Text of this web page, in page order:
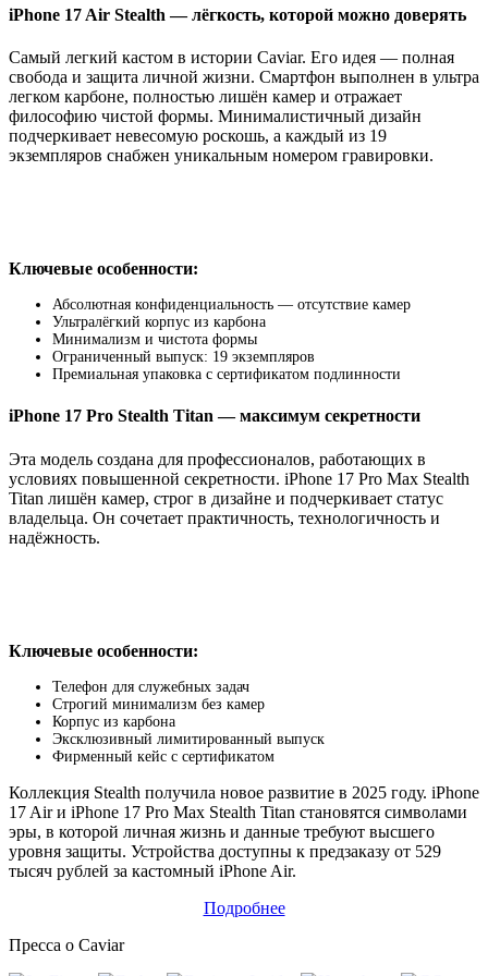
iPhone 17 Air Stealth — лёгкость, которой можно доверять
Самый легкий кастом в истории Caviar. Его идея — полная
свобода и защита личной жизни. Смартфон выполнен в ультра
легком карбоне, полностью лишён камер и отражает
философию чистой формы. Минималистичный дизайн
подчеркивает невесомую роскошь, а каждый из 19
экземпляров снабжен уникальным номером гравировки.
Ключевые особенности:
Абсолютная конфиденциальность — отсутствие камер
Ультралёгкий корпус из карбона
Минимализм и чистота формы
Ограниченный выпуск: 19 экземпляров
Премиальная упаковка с сертификатом подлинности
iPhone 17 Pro Stealth Titan — максимум секретности
Эта модель создана для профессионалов, работающих в
условиях повышенной секретности. iPhone 17 Pro Max Stealth
Titan лишён камер, строг в дизайне и подчеркивает статус
владельца. Он сочетает практичность, технологичность и
надёжность.
Ключевые особенности:
Телефон для служебных задач
Строгий минимализм без камер
Корпус из карбона
Эксклюзивный лимитированный выпуск
Фирменный кейс с сертификатом
Коллекция Stealth получила новое развитие в 2025 году. iPhone
17 Air и iPhone 17 Pro Max Stealth Titan становятся символами
эры, в которой личная жизнь и данные требуют высшего
уровня защиты. Устройства доступны к предзаказу от 529
тысяч рублей за кастомный iPhone Air.
Подробнее
Пресса о Caviar